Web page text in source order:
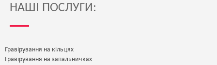
НАШІ ПОСЛУГИ:
Гравірування на кільцях
Гравірування на запальничках